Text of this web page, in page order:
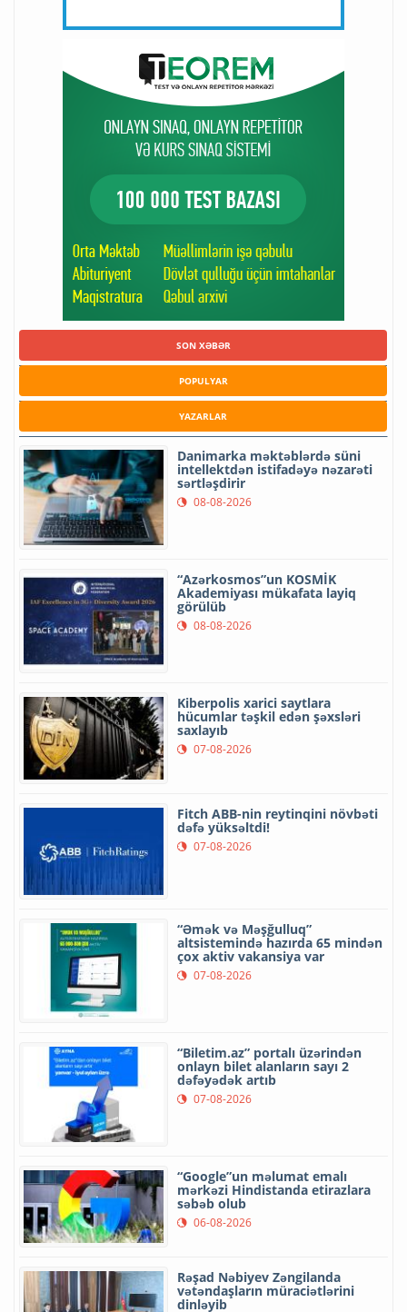
SON XƏBƏR
POPULYAR
YAZARLAR
Danimarka məktəblərdə süni
intellektdən istifadəyə nəzarəti
sərtləşdirir
08-08-2026
“Azərkosmos”un KOSMİK
Akademiyası mükafata layiq
görülüb
08-08-2026
Kiberpolis xarici saytlara
hücumlar təşkil edən şəxsləri
saxlayıb
07-08-2026
Fitch ABB-nin reytinqini növbəti
dəfə yüksəltdi!
07-08-2026
“Əmək və Məşğulluq”
altsistemində hazırda 65 mindən
çox aktiv vakansiya var
07-08-2026
“Biletim.az” portalı üzərindən
onlayn bilet alanların sayı 2
dəfəyədək artıb
07-08-2026
“Google”un məlumat emalı
mərkəzi Hindistanda etirazlara
səbəb olub
06-08-2026
Rəşad Nəbiyev Zəngilanda
vətəndaşların müraciətlərini
dinləyib